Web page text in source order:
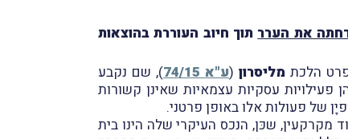
את הערר תוך חיוב העוררת בהוצאות
הלכת מליסרון(ע"א 74/15
), שם נקבע
פעילויות עסקיות עצמאיות שאינן קשורות
של פעולות אלו באופן פרטני.
שכּן, הנכס העיקרי שלה הינו בית